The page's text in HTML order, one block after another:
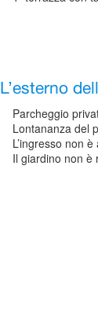
L’esterno
Parcheggio
Lontananza del
L’ingresso non
Il giardino non è